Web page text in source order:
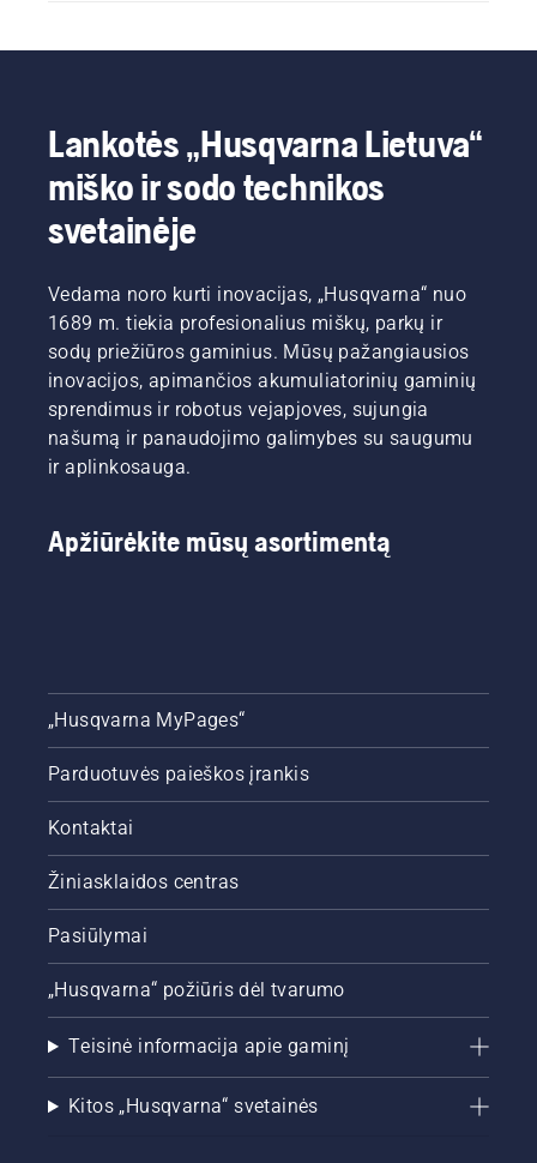
Lankotės „Husqvarna Lietuva“
miško ir sodo technikos
svetainėje
Vedama noro kurti inovacijas, „Husqvarna“ nuo
1689 m. tiekia profesionalius miškų, parkų ir
sodų priežiūros gaminius. Mūsų pažangiausios
inovacijos, apimančios akumuliatorinių gaminių
sprendimus ir robotus vejapjoves, sujungia
našumą ir panaudojimo galimybes su saugumu
ir aplinkosauga.
Apžiūrėkite mūsų asortimentą
„Husqvarna MyPages“
Parduotuvės paieškos įrankis
Kontaktai
Žiniasklaidos centras
Pasiūlymai
„Husqvarna“ požiūris dėl tvarumo
Teisinė informacija apie gaminį
Kitos „Husqvarna“ svetainės